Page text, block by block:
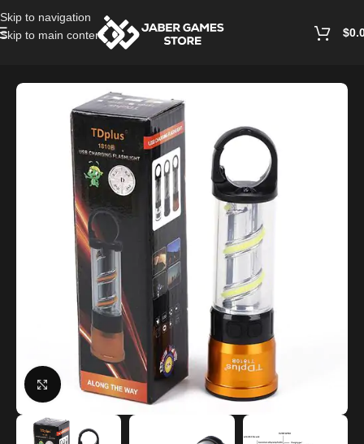
Skip to navigation
Skip to main content
$
Click to enlarge